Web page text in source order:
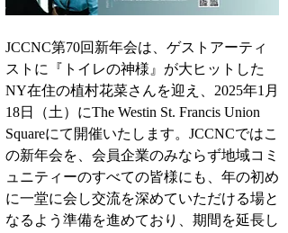
JCCNC第70回新年会は、ゲストアーティ
ストに『トイレの神様』が大ヒットした
NY在住の植村花菜さんを迎え、2025年1月
18日（土）にThe Westin St. Francis Union
Squareにて開催いたします。JCCNCではこ
の新年会を、会員企業のみならず地域コミ
ュニティーのすべての皆様にも、年の初め
に一堂に会し交流を深めていただける場と
なるよう準備を進めており、期間を延長し